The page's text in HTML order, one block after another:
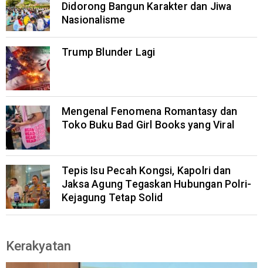
Didorong Bangun Karakter dan Jiwa
Nasionalisme
Trump Blunder Lagi
Mengenal Fenomena Romantasy dan
Toko Buku Bad Girl Books yang Viral
Tepis Isu Pecah Kongsi, Kapolri dan
Jaksa Agung Tegaskan Hubungan Polri-
Kejagung Tetap Solid
Kerakyatan